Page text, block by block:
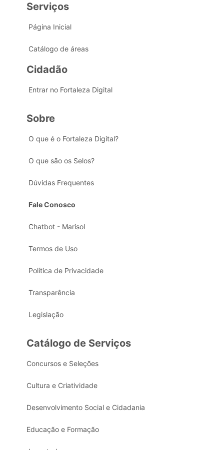
Serviços
Página Inicial
Catálogo de áreas
Cidadão
Entrar no Fortaleza Digital
Sobre
O que é o Fortaleza Digital?
O que são os Selos?
Dúvidas Frequentes
Fale Conosco
Chatbot - Marisol
Termos de Uso
Política de Privacidade
Transparência
Legislação
Catálogo de Serviços
Concursos e Seleções
Cultura e Criatividade
Desenvolvimento Social e Cidadania
Educação e Formação